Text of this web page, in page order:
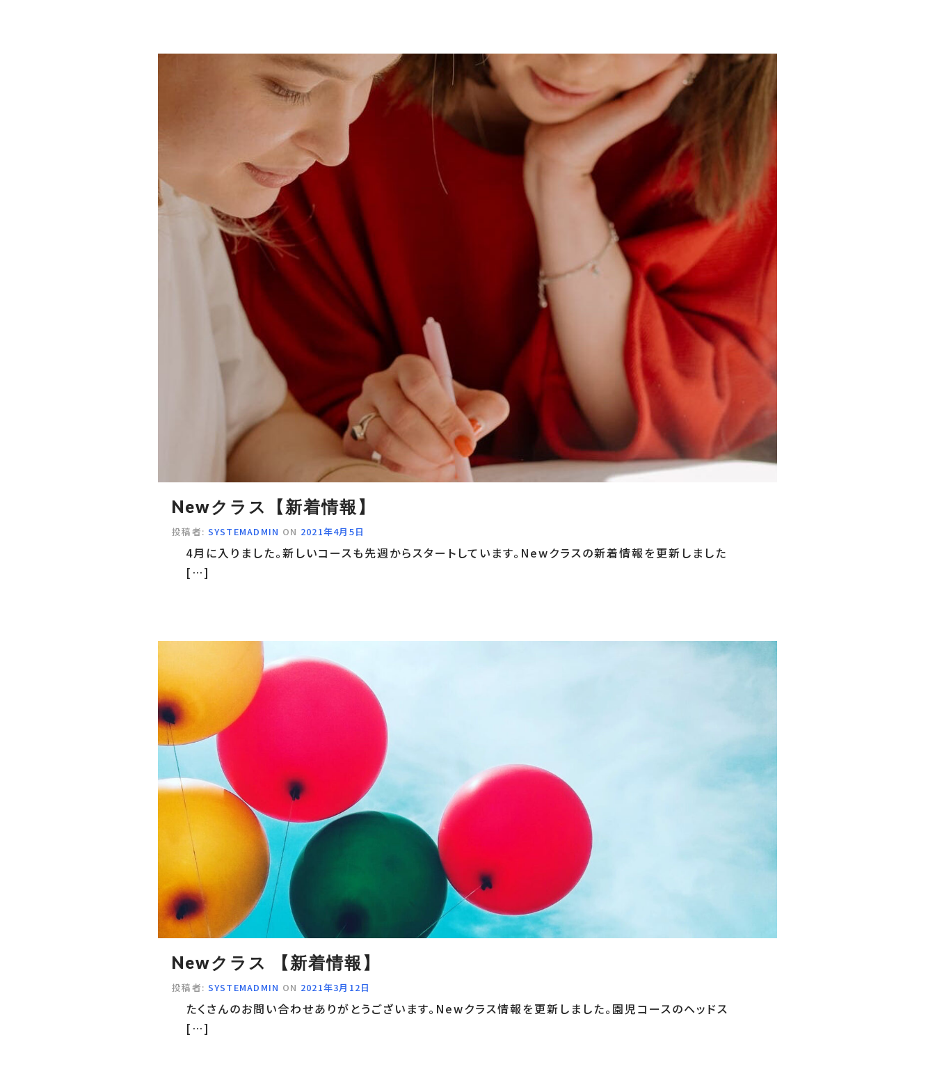
Newクラス【新着情報】
投稿者: SYSTEMADMIN ON 2021年4月5日
4月に入りました。新しいコースも先週からスタートしています。Newクラスの新着情報を更新しました
[…]
Newクラス 【新着情報】
投稿者: SYSTEMADMIN ON 2021年3月12日
たくさんのお問い合わせありがとうございます。Newクラス情報を更新しました。園児コースのヘッドス
[…]